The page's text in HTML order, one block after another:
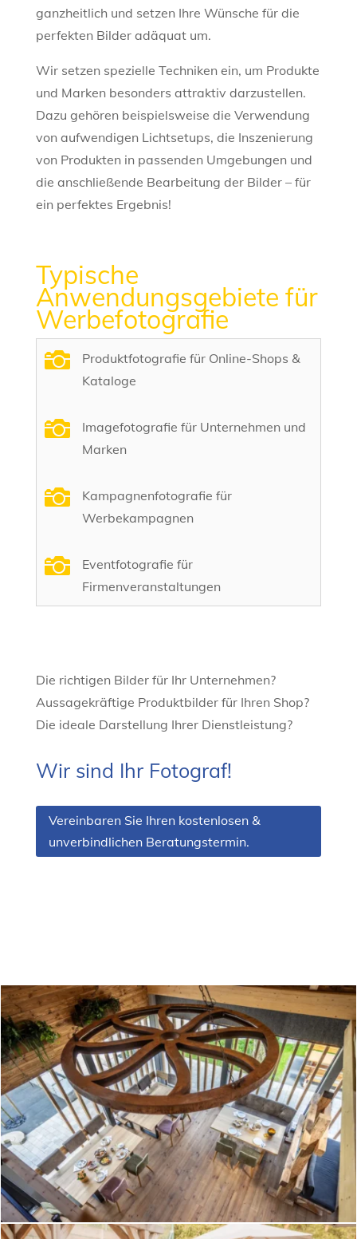
ganzheitlich und setzen Ihre Wünsche für die
perfekten Bilder adäquat um.
Wir setzen spezielle Techniken ein, um Produkte
und Marken besonders attraktiv darzustellen.
Dazu gehören beispielsweise die Verwendung
von aufwendigen Lichtsetups, die Inszenierung
von Produkten in passenden Umgebungen und
die anschließende Bearbeitung der Bilder – für
ein perfektes Ergebnis!
Typische
Anwendungsgebiete für
Werbefotografie

Produktfotografie für Online-Shops &
Kataloge

Imagefotografie für Unternehmen und
Marken

Kampagnenfotografie für
Werbekampagnen

Eventfotografie für
Firmenveranstaltungen
Die richtigen Bilder für Ihr Unternehmen?
Aussagekräftige Produktbilder für Ihren Shop?
Die ideale Darstellung Ihrer Dienstleistung?
Wir sind Ihr Fotograf!
Vereinbaren Sie Ihren kostenlosen &
unverbindlichen Beratungstermin.